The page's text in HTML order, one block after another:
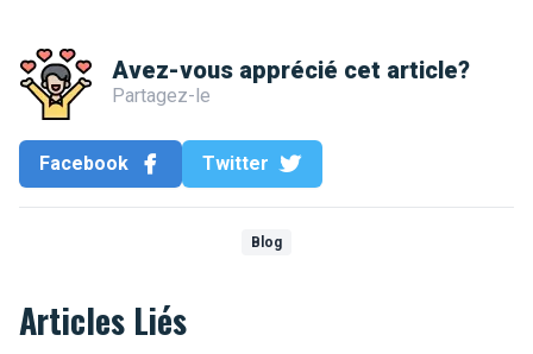
Avez-vous apprécié cet article?
Partagez-le
Facebook Twitter
Blog
Articles Liés